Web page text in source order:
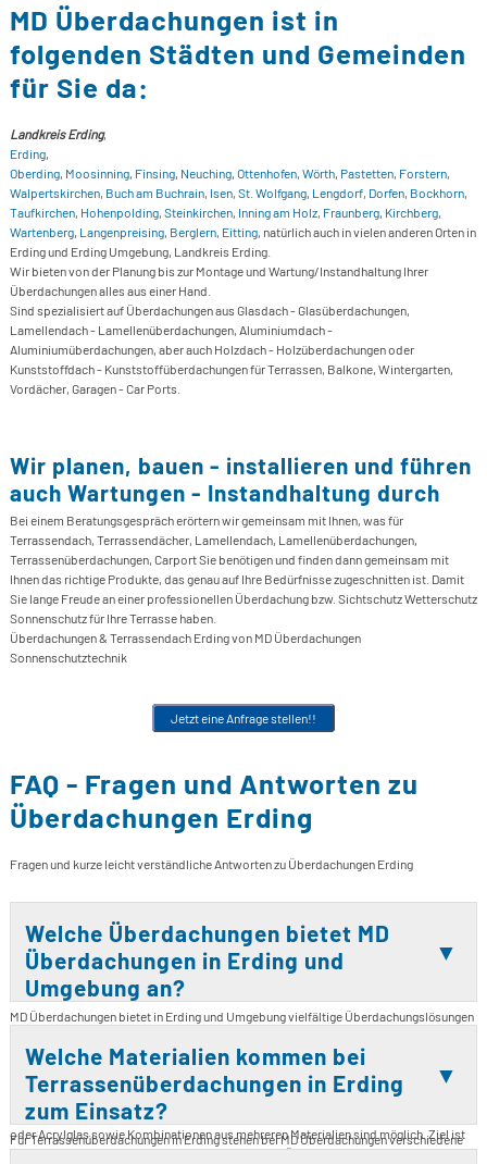
MD Überdachungen ist in
folgenden Städten und Gemeinden
für Sie da:
Landkreis Erding,
Erding,
Oberding, Moosinning, Finsing, Neuching, Ottenhofen, Wörth, Pastetten, Forstern,
Walpertskirchen, Buch am Buchrain, Isen, St. Wolfgang, Lengdorf, Dorfen, Bockhorn,
Taufkirchen, Hohenpolding, Steinkirchen, Inning am Holz, Fraunberg, Kirchberg,
Wartenberg, Langenpreising, Berglern, Eitting, natürlich auch in vielen anderen Orten in
Erding und Erding Umgebung, Landkreis Erding.
Wir bieten von der Planung bis zur Montage und Wartung/Instandhaltung Ihrer
Überdachungen alles aus einer Hand.
Sind spezialisiert auf Überdachungen aus Glasdach - Glasüberdachungen,
Lamellendach - Lamellenüberdachungen, Aluminiumdach -
Aluminiumüberdachungen, aber auch Holzdach - Holzüberdachungen oder
Kunststoffdach - Kunststoffüberdachungen für Terrassen, Balkone, Wintergarten,
Vordächer, Garagen - Car Ports.
Wir planen, bauen - installieren und führen
auch Wartungen - Instandhaltung durch
Bei einem Beratungsgespräch erörtern wir gemeinsam mit Ihnen, was für
Terrassendach, Terrassendächer, Lamellendach, Lamellenüberdachungen,
Terrassenüberdachungen, Carport Sie benötigen und finden dann gemeinsam mit
Ihnen das richtige Produkte, das genau auf Ihre Bedürfnisse zugeschnitten ist. Damit
Sie lange Freude an einer professionellen Überdachung bzw. Sichtschutz Wetterschutz
Sonnenschutz für Ihre Terrasse haben.
Überdachungen & Terrassendach Erding von MD Überdachungen
Sonnenschutztechnik
Jetzt eine Anfrage stellen!!
FAQ - Fragen und Antworten zu
Überdachungen Erding
Fragen und kurze leicht verständliche Antworten zu Überdachungen Erding
Welche Überdachungen bietet MD
Überdachungen in Erding und
Umgebung an?
MD Überdachungen bietet in Erding und Umgebung vielfältige Überdachungslösungen
Balkonüberdachungen, Wintergartenüberdachungen, Vordächer, Garagen, Carports,
Unterstände, Freisitze und Poolüberdachungen. Verarbeitet werden verschiedene
Materialien wie Glas, Metall, Aluminium, Holz und Kunststoff. Auch spezielle Lösungen
wie verstellbare Lamellendächer, Glasdächer, Kunststoffdächer aus Polycarbonat
oder Acrylglas sowie Kombinationen aus mehreren Materialien sind möglich. Ziel ist
es, für jedes Projekt eine moderne und funktionale Überdachung zu finden, die Schutz
Welche Materialien kommen bei
Terrassenüberdachungen in Erding
zum Einsatz?
Für Terrassenüberdachungen in Erding stehen bei MD Überdachungen verschiedene